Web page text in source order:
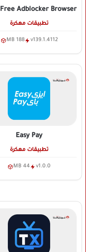
Free Adblocker Browser
تطبيقات مهكرة
v139.1.4112
188 MB
Easy Pay
تطبيقات مهكرة
v1.0.0
44 MB